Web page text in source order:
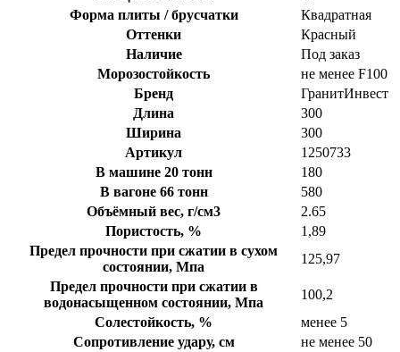
Форма плиты / брусчатки
Квадратная
Оттенки
Красный
Наличие
Под заказ
Морозостойкость
не менее F100
Бренд
ГранитИнвест
Длина
300
Ширина
300
Артикул
1250733
В машине 20 тонн
180
В вагоне 66 тонн
580
Объёмный вес, г/см3
2.65
Пористость, %
1,89
Предел прочности при сжатии в сухом
состоянии, Мпа
125,97
Предел прочности при сжатии в
водонасыщенном состоянии, Мпа
100,2
Солестойкость, %
менее 5
Сопротивление удару, см
не менее 50